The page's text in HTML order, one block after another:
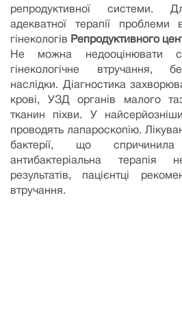
репродуктивної системи.
адекватної терапії проблеми
гінекологів Репродуктивного
Не можна недооцінювати
гінекологічне втручання,
наслідки. Діагностика
крові, УЗД органів малого
тканин піхви. У
проводять лапароскопію.
бактерії, що
антибактеріальна
результатів, пацієнтці
втручання.